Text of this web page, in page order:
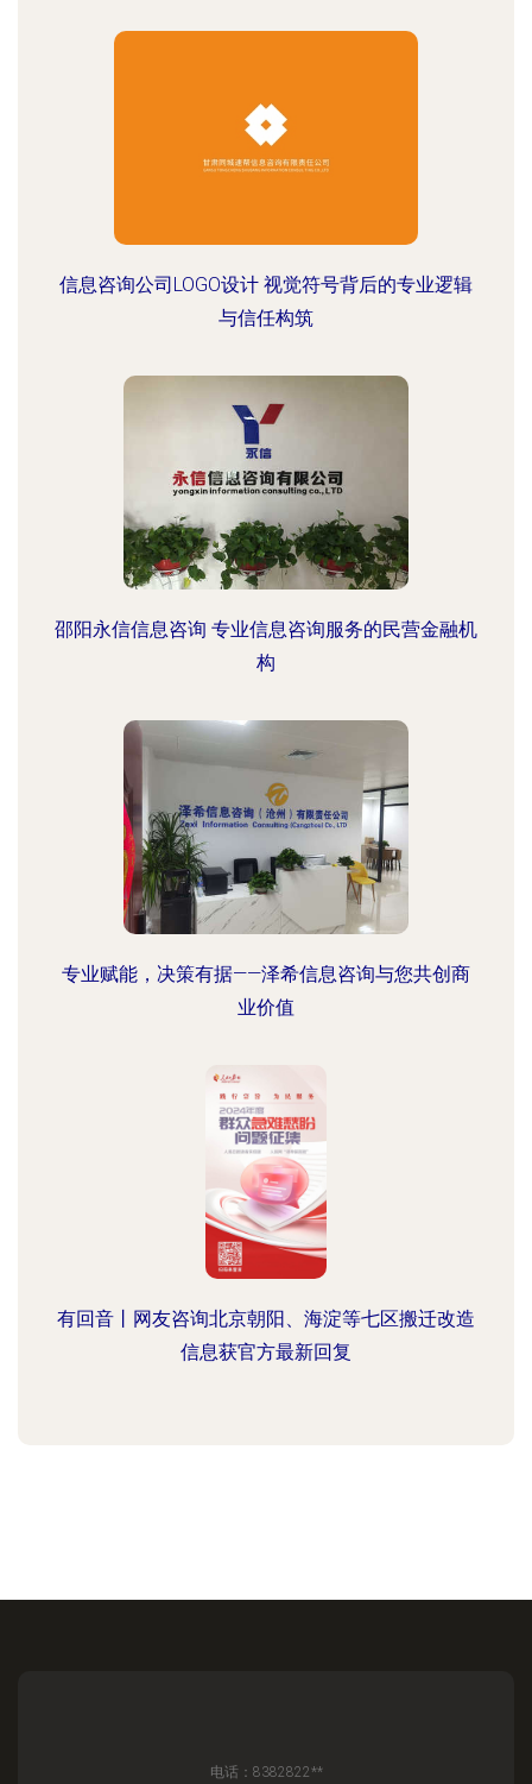
信息咨询公司LOGO设计 视觉符号背后的专业逻辑
与信任构筑
邵阳永信信息咨询 专业信息咨询服务的民营金融机
构
专业赋能，决策有据——泽希信息咨询与您共创商
业价值
有回音丨网友咨询北京朝阳、海淀等七区搬迁改造
信息获官方最新回复
电话：8382822**